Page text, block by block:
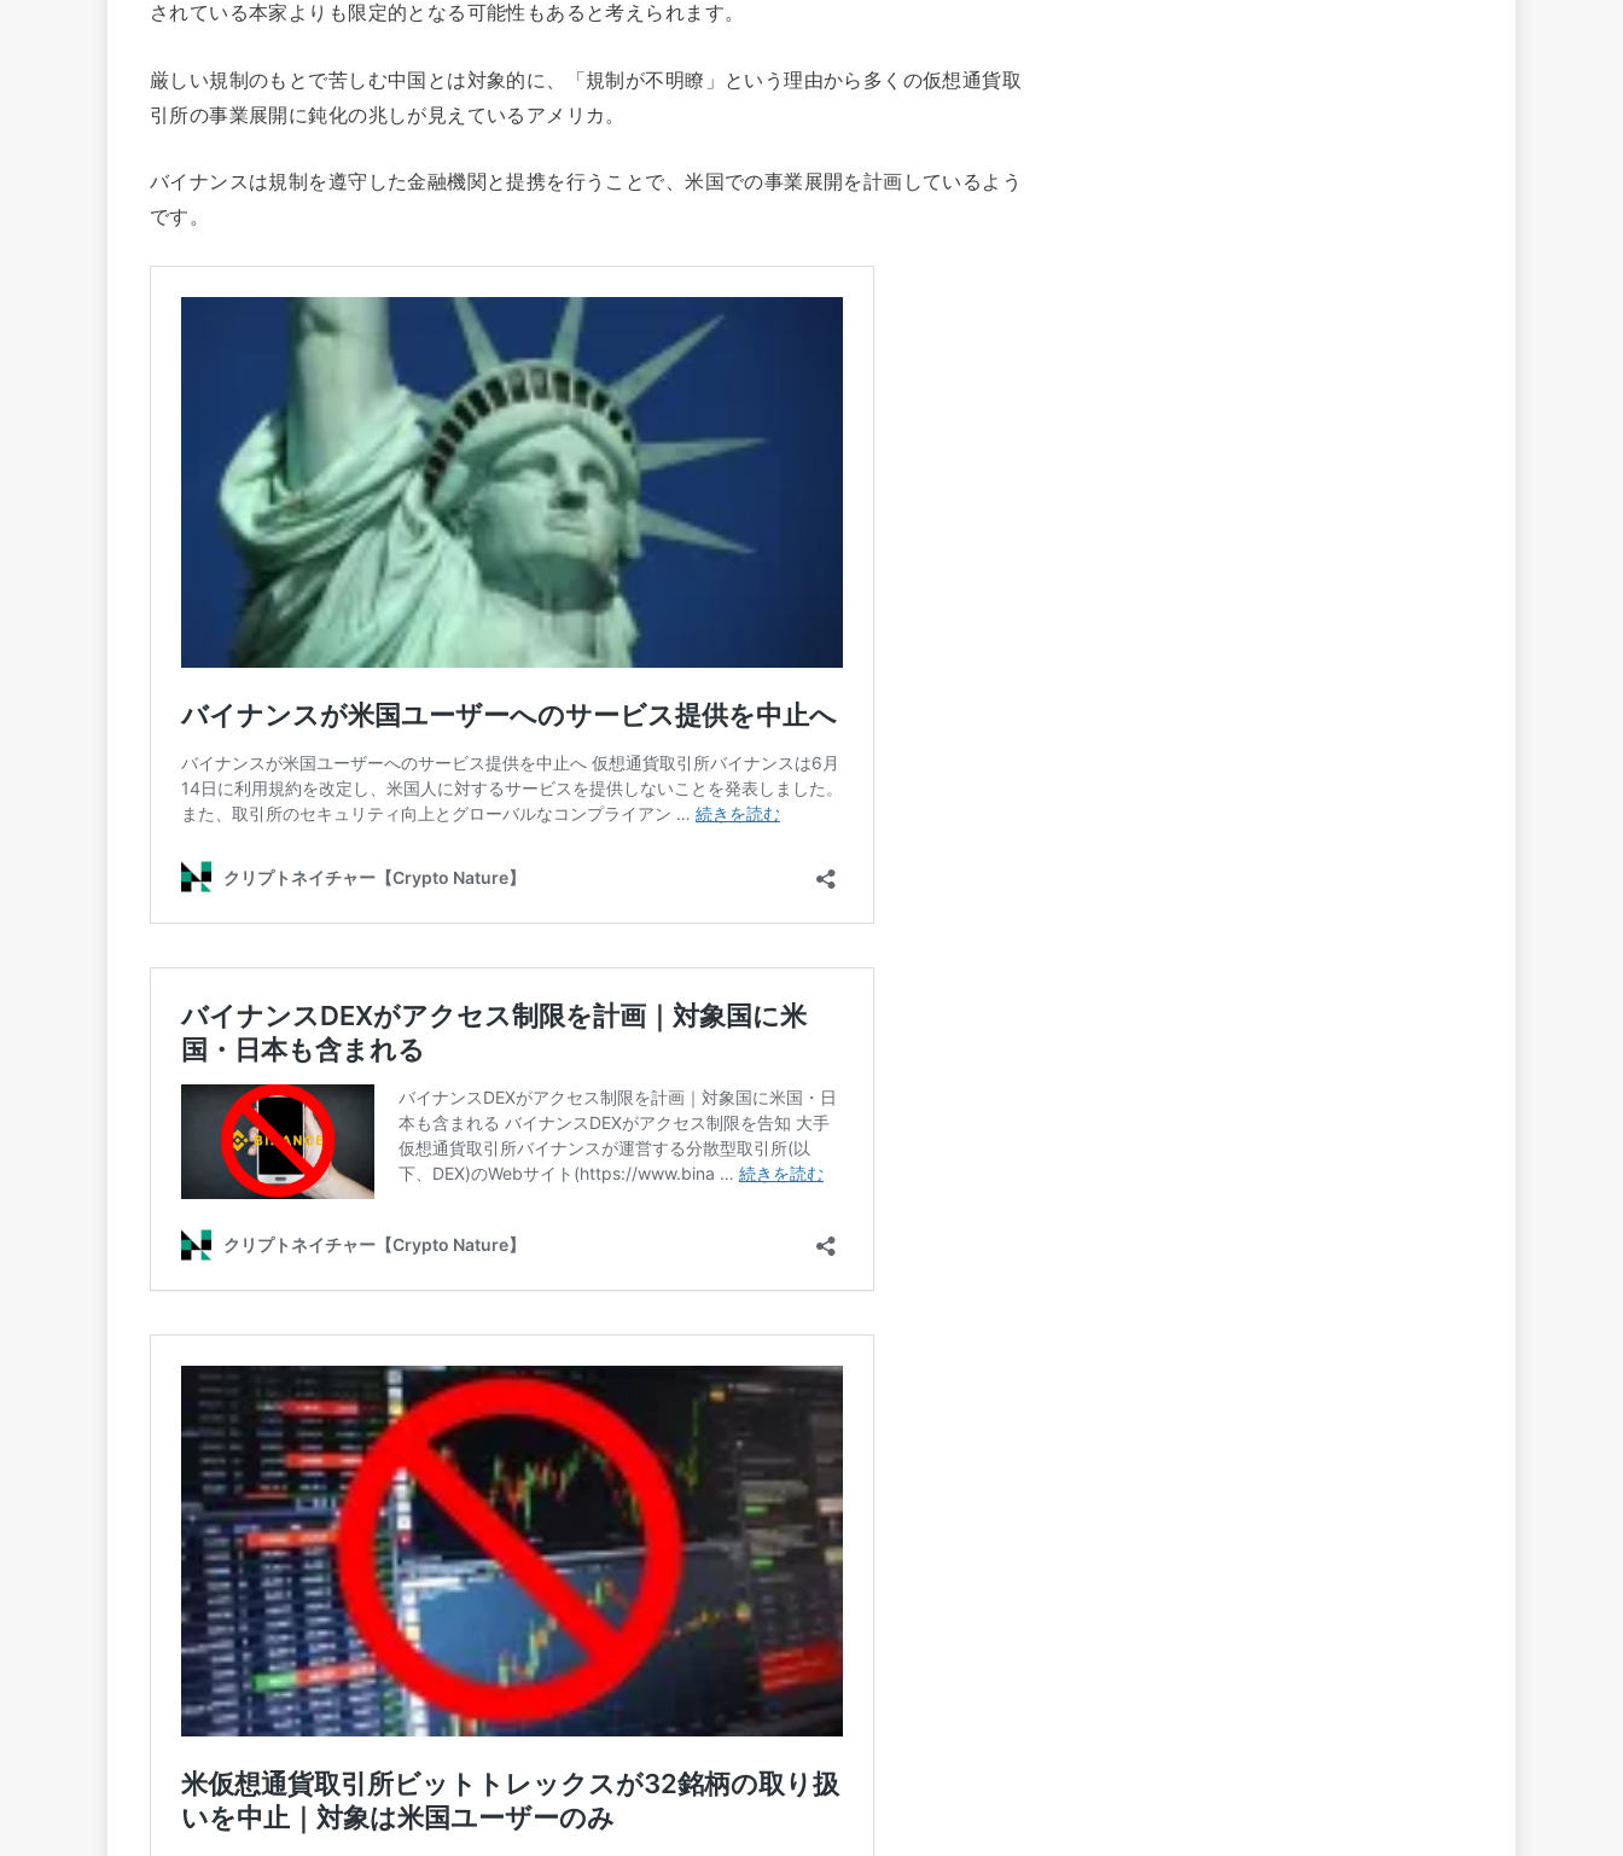
されている本家よりも限定的となる可能性もあると考えられます。
厳しい規制のもとで苦しむ中国とは対象的に、「規制が不明瞭」という理由から多くの仮想通貨取
引所の事業展開に鈍化の兆しが見えているアメリカ。
バイナンスは規制を遵守した金融機関と提携を行うことで、米国での事業展開を計画しているよう
です。